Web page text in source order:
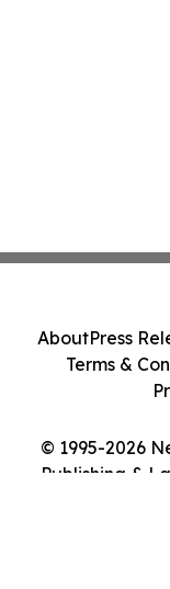
© 1995-2026
Publishing &
AboutPress
Terms &